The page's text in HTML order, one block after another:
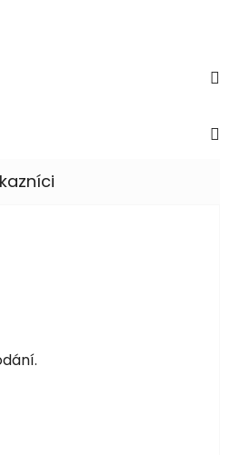
z 5 hvězdiček.
z 5 hvězdiček.
z 5 hvězdiček.